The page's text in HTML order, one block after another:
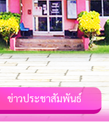
ข่าวประชาสัมพันธ์